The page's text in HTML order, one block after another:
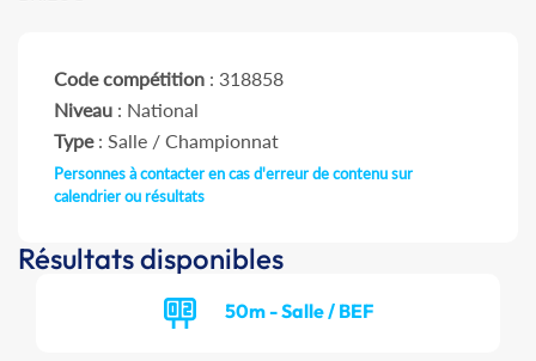
Code compétition : 318858
Niveau : National
Type: Salle / Championnat
Personnes à contacter en cas d'erreur de contenu sur
calendrier ou résultats
Résultats disponibles
50m - Salle / BEF